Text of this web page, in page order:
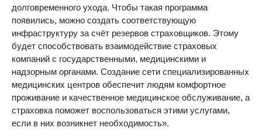
долговременного ухода. Чтобы такая программа
появились, можно создать соответствующую
инфраструктуру за счёт резервов страховщиков. Этому
будет способствовать взаимодействие страховых
компаний с государственными, медицинскими и
надзорным органами. Создание сети специализированных
медицинских центров обеспечит людям комфортное
проживание и качественное медицинское обслуживание, а
страховка поможет воспользоваться этими услугами,
если в них возникнет необходимость».